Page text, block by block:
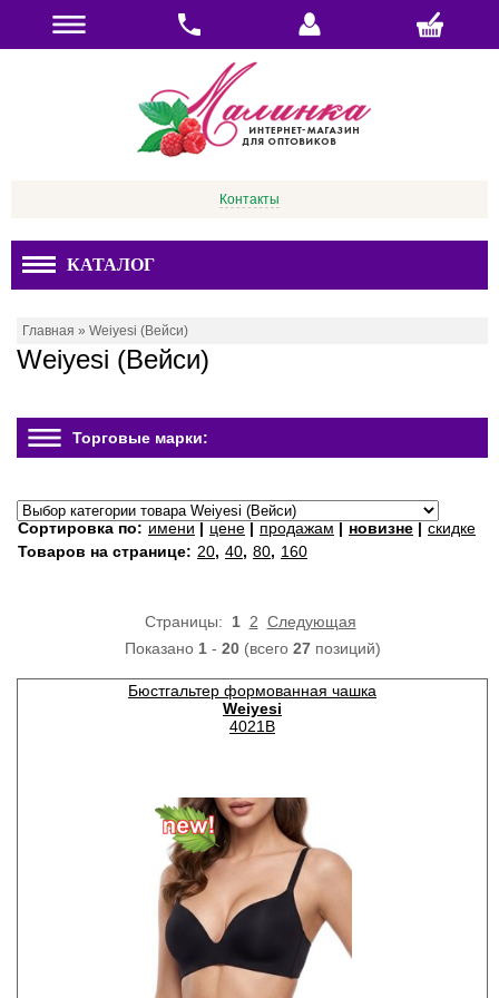
Контакты
КАТАЛОГ
Главная » Weiyesi (Вейси)
Weiyesi (Вейси)
Торговые марки:
Сортировка по: имени | цене | продажам | новизне | скидке
Товаров на странице: 20, 40, 80, 160
Страницы: 1 2 Следующая
Показано 1- 20(всего 27позиций)
Бюстгальтер формованная чашка
Weiyesi
4021B